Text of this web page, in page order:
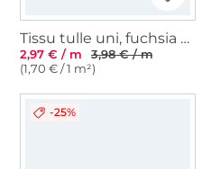
Tissu tulle uni, fuchsia fluo
2,97 € / m
3,98 € / m
(1,70 € / 1 m²)
-25%